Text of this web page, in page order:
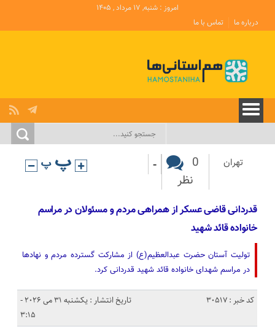
امروز : شنبه, ۱۷ مرداد , ۱۴۰۵
درباره ما
تماس با ما
تهران
0
نظر
-
قدردانی قاضی عسکر از همراهی مردم و مسئولان در مراسم
خانواده قائد شهید
تولیت آستان حضرت عبدالعظیم(ع) از مشارکت گسترده مردم و نهادها
در مراسم شهدای خانواده قائد شهید قدردانی کرد.
کد خبر : 30517
تاریخ انتشار : یکشنبه 31 می 2026 -
3:15